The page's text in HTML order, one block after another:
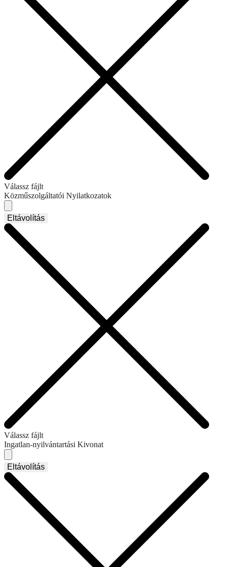
Válassz fájlt
Közműszolgáltatói Nyilatkozatok
Eltávolítás
Válassz fájlt
Ingatlan-nyilvántartási Kivonat
Eltávolítás